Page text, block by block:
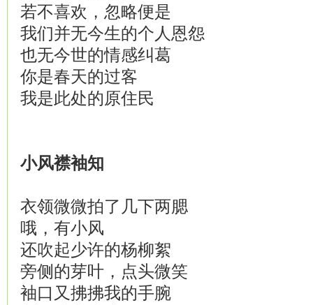
若不喜欢，忽略便是
我们并无今生的个人恩怨
也无今世的情感纠葛
你是春天的过客
我是此处的原住民
小风襟袖知
衣领微微拍了几下两腮
哦，有小风
还吹起少许的杨柳絮
旁侧的芽叶，点头微笑
袖口又拂拂我的手腕